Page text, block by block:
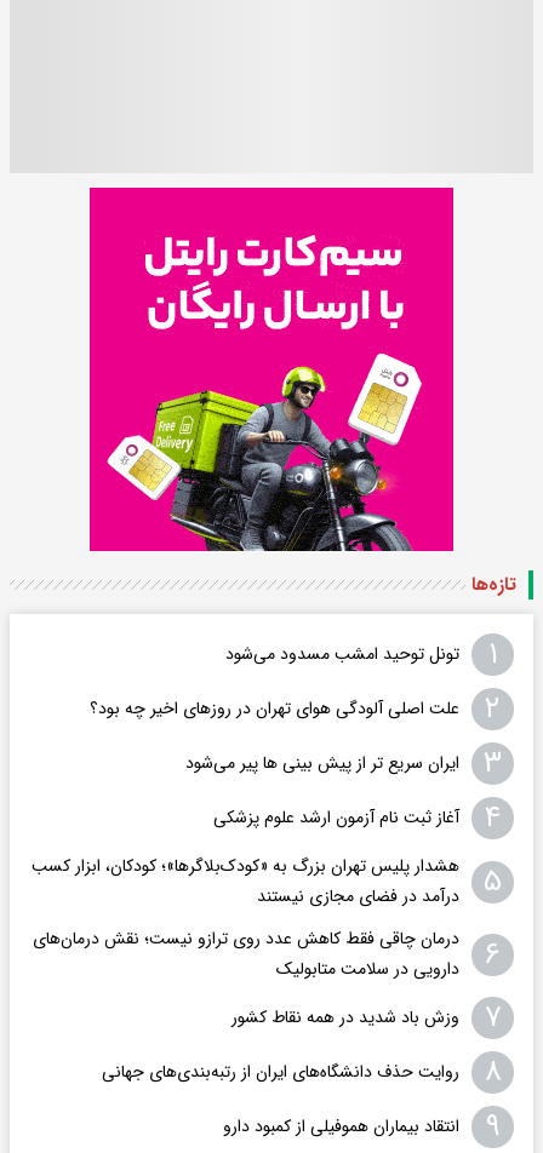
تازه‌ها
۱ تونل توحید امشب مسدود می‌شود
۲ علت اصلی آلودگی هوای تهران در روزهای اخیر چه بود؟
۳ ایران سریع تر از پیش بینی ها پیر می‌شود
۴ آغاز ثبت نام آزمون ارشد علوم پزشکی
۵
هشدار پلیس تهران بزرگ به «کودک‌بلاگرها»؛ کودکان، ابزار کسب
درآمد در فضای مجازی نیستند
۶
درمان چاقی فقط کاهش عدد روی ترازو نیست؛ نقش درمان‌های
دارویی در سلامت متابولیک
۷ وزش باد شدید در همه نقاط کشور
۸ روایت حذف دانشگاه‌های ایران از رتبه‌بندی‌های جهانی
۹ انتقاد بیماران هموفیلی از کمبود دارو